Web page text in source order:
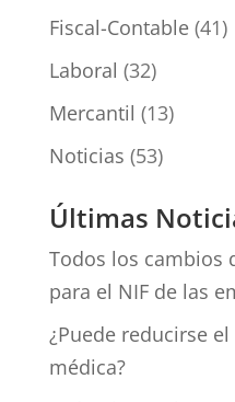
Fiscal-Contable(41)
Laboral (32)
Mercantil (13)
Noticias (53)
Últimas
Todos los cambios
para el NIF de las
¿Puede reducirse
médica?